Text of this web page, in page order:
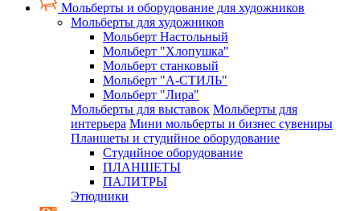
Мольберты и оборудование для художников
Мольберты для художников
Мольберт Настольный
Мольберт "Хлопушка"
Мольберт станковый
Мольберт "А-СТИЛЬ"
Мольберт "Лира"
Мольберты для выставок Мольберты для
интерьера Мини мольберты и бизнес сувениры
Планшеты и студийное оборудование
Студийное оборудование
ПЛАНШЕТЫ
ПАЛИТРЫ
Этюдники